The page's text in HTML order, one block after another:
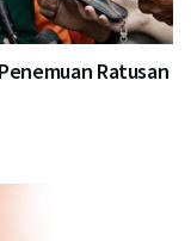
Ratusan